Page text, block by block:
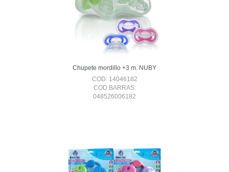
Chupete mordillo +3 m. NUBY
COD: 14046182
COD BARRAS:
048526006182